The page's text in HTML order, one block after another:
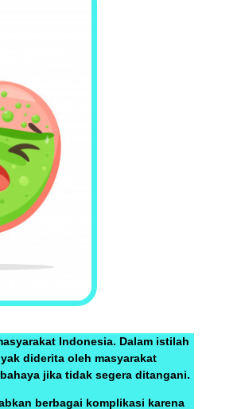
Indonesia. Dalam istilah
diderita oleh masyarakat
jika tidak segera ditangani.
berbagai komplikasi karena